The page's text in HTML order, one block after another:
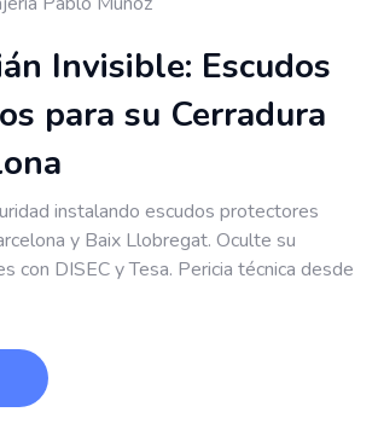
Invisible: Escudos
para su Cerradura
instalando escudos protectores
y Baix Llobregat. Oculte su
con DISEC y Tesa. Pericia técnica desde